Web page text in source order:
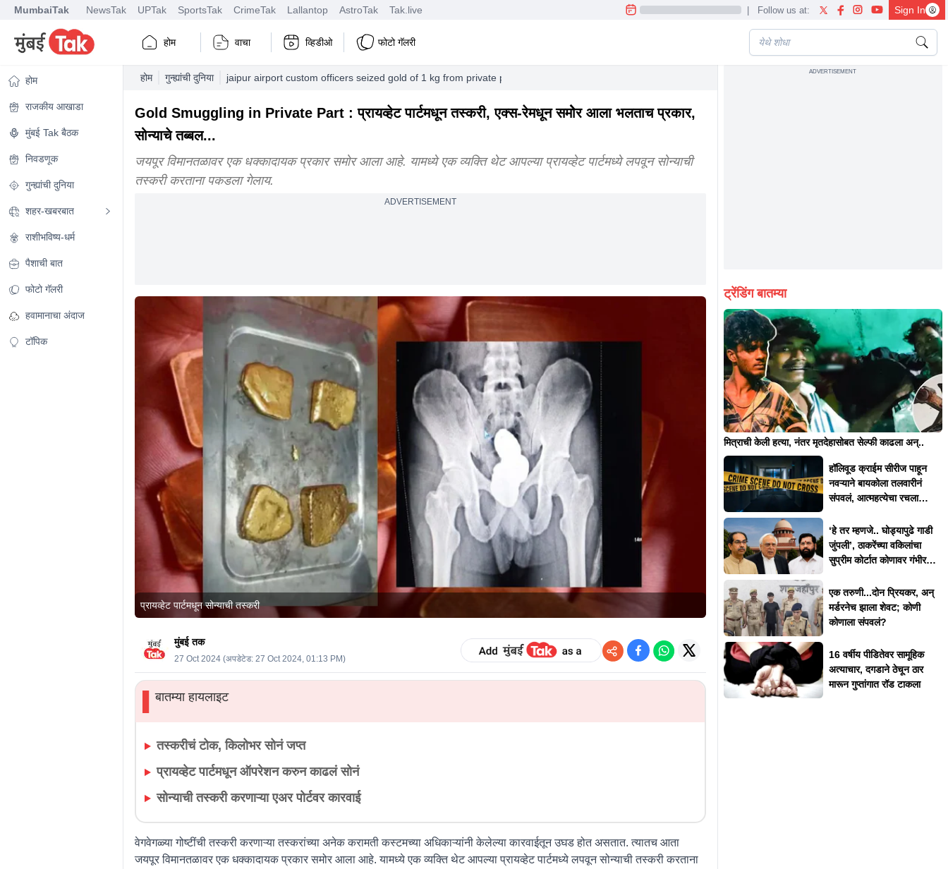
MumbaiTak NewsTak UPTak SportsTak CrimeTak Lallantop AstroTak Tak.live | Follow us at: Sign In
होम वाचा व्हिडीओ फोटो गॅलरी
होम
राजकीय आखाडा
मुंबई Tak बैठक
निवडणूक
गुन्ह्यांची दुनिया
शहर-खबरबात
राशीभविष्य-धर्म
पैशाची बात
फोटो गॅलरी
हवामानाचा अंदाज
टॉपिक
होम गुन्ह्यांची दुनिया jaipur airport custom officers seized gold of 1 kg from private part of smuggler
Gold Smuggling in Private Part : प्रायव्हेट पार्टमधून तस्करी, एक्स-रेमधून समोेर आला भलताच प्रकार,
सोन्याचे तब्बल...
जयपूर विमानतळावर एक धक्कादायक प्रकार समोर आला आहे. यामध्ये एक व्यक्ति थेट आपल्या प्रायव्हेट पार्टमध्ये लपवून सोन्याची
तस्करी करताना पकडला गेलाय.
ADVERTISEMENT
प्रायव्हेट पार्टमधून सोन्याची तस्करी
मुंबई तक
27 Oct 2024(अपडेटेड: 27 Oct 2024, 01:13 PM)
▌बातम्या हायलाइट
तस्करीचं टोक, किलोभर सोनं जप्त
प्रायव्हेट पार्टमधून ऑपरेशन करुन काढलं सोनं
सोन्याची तस्करी करणाऱ्या एअर पोर्टवर कारवाई
वेगवेगळ्या गोष्टींची तस्करी करणाऱ्या तस्करांच्या अनेक करामती कस्टमच्या अधिकाऱ्यांनी केलेल्या कारवाईतून उघड होत असतात. त्यातच आता
जयपूर विमानतळावर एक धक्कादायक प्रकार समोर आला आहे. यामध्ये एक व्यक्ति थेट आपल्या प्रायव्हेट पार्टमध्ये लपवून सोन्याची तस्करी करताना
ADVERTISEMENT
ट्रेंडिंग बातम्या
मित्राची केली हत्या, नंतर मृतदेहासोबत सेल्फी काढला अन्..
हॉलिवूड क्राईम सीरीज पाहून
नवऱ्याने बायकोला तलवारीनं
संपवलं, आत्महत्येचा रचला
‘हे तर म्हणजे.. घोड्यापुढे गाडी
जुंपली’, ठाकरेंच्या वकिलांचा
सुप्रीम कोर्टात कोणावर गंभीर
एक तरुणी...दोन प्रियकर, अन्
मर्डरनेच झाला शेवट; कोणी
कोणाला संपवलं?
16 वर्षीय पीडितेवर सामूहिक
अत्याचार, दगडाने ठेचून ठार
मारून गुप्तांगात रॉड टाकला